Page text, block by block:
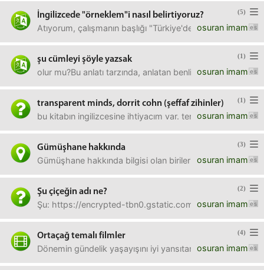
(5)
İngilizcede "örneklem"i nasıl belirtiyoruz?
osuran imam
Atıyorum, çalışmanın başlığı "Türkiye'de Çocuk
(1)
şu cümleyi şöyle yazsak
osuran imam
olur mu?Bu anlatı tarzında, anlatan benlik tamamen
(1)
transparent minds, dorrit cohn (şeffaf zihinler)
osuran imam
bu kitabın ingilizcesine ihtiyacım var. terminolojinin
(3)
Gümüşhane hakkında
osuran imam
Gümüşhane hakkında bilgisi olan birileri var mı? Şehrin
(2)
Şu çiçeğin adı ne?
osuran imam
Şu: https://encrypted-tbn0.gstatic.com/
(4)
Ortaçağ temalı filmler
osuran imam
Dönemin gündelik yaşayışını iyi yansıtan filmler olarak